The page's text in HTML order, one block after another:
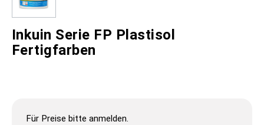
Inkuin Serie FP Plastisol
Fertigfarben
Für Preise bitte anmelden.